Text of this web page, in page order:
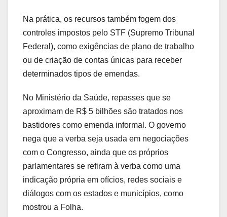
Na prática, os recursos também fogem dos
controles impostos pelo STF (Supremo Tribunal
Federal), como exigências de plano de trabalho
ou de criação de contas únicas para receber
determinados tipos de emendas.
No Ministério da Saúde, repasses que se
aproximam de R$ 5 bilhões são tratados nos
bastidores como emenda informal. O governo
nega que a verba seja usada em negociações
com o Congresso, ainda que os próprios
parlamentares se refiram à verba como uma
indicação própria em ofícios, redes sociais e
diálogos com os estados e municípios, como
mostrou a Folha.